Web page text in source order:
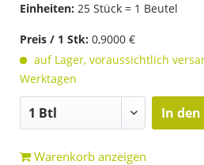
Einheiten: 25 Stück = 1 Beutel
Preis / 1 Stk: 0,9000 €
auf Lager, voraussichtlich
Werktagen
In den
Warenkorb anzeigen